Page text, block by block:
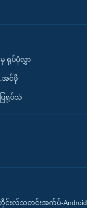
မှ ရုပ်ပုံလွှာ
အင်ဖို
ြရုပ်သံ
းလ်သတင်းအက်ပ်-Android